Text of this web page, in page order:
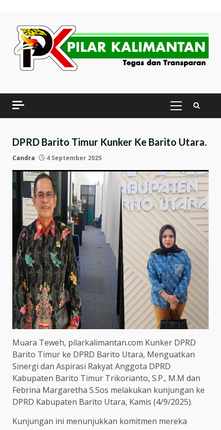
content
PRIMARY
MENU
DPRD Barito Timur Kunker Ke Barito Utara.
Candra 4 September 2025
Muara Teweh, pilarkalimantan.com Kunker DPRD
Barito Timur ke DPRD Barito Utara, Menguatkan
Sinergi dan Aspirasi Rakyat Anggota DPRD
Kabupaten Barito Timur Trikorianto, S.P., M.M dan
Febrina Margaretha S.Sos melakukan kunjungan ke
DPRD Kabupaten Barito Utara, Kamis (4/9/2025).
Kunjungan ini menunjukkan komitmen mereka